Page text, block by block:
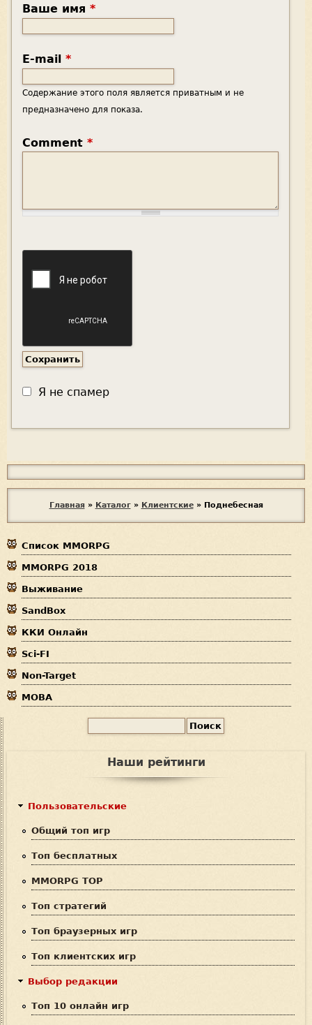
Ваше имя *
E-mail *
Содержание этого поля является приватным и не
предназначено для показа.
Comment *
Я не спамер
с
п
м
е
ы
з
д
е
с
ь
Главная » Каталог » Клиентские » Поднебесная
Список MMORPG
MMORPG 2018
Выживание
SandBox
ККИ Онлайн
Sci-FI
Non-Target
MOBA
Наши рейтинги
Пользовательские
Общий топ игр
Топ бесплатных
MMORPG TOP
Топ стратегий
Топ браузерных игр
Топ клиентских игр
Выбор редакции
Топ 10 онлайн игр